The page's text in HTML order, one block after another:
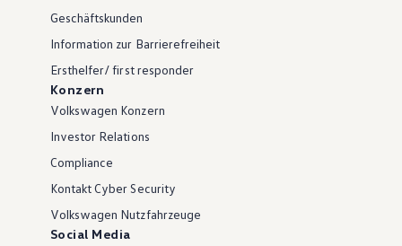
Geschäftskunden
Information zur Barrierefreiheit
Ersthelfer/ first responder
Konzern
Volkswagen Konzern
Investor Relations
Compliance
Kontakt Cyber Security
Volkswagen Nutzfahrzeuge
Social Media